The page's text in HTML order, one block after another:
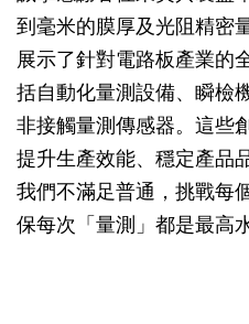
到毫米的膜厚及光阻精密
展示了針對電路板產業的
括自動化量測設備、瞬檢
非接觸量測傳感器。這些
提升生產效能、穩定產品
我們不滿足普通，挑戰每
保每次「量測」都是最高